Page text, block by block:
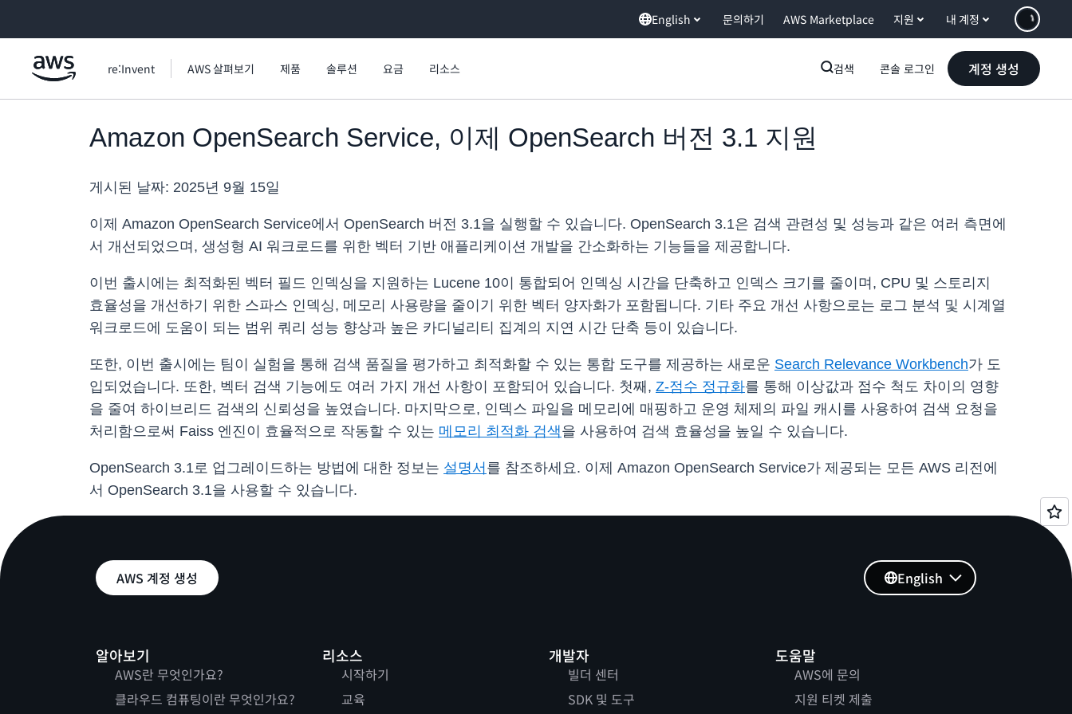
English 문의하기 AWS Marketplace 지원 내 계정
re:Invent AWS 살펴보기 제품 솔루션 요금 리소스 검색 콘솔 로그인 계정 생성
Amazon OpenSearch Service, 이제 OpenSearch 버전 3.1 지원
게시된 날짜: 2025년 9월 15일
이제 Amazon OpenSearch Service에서 OpenSearch 버전 3.1을 실행할 수 있습니다. OpenSearch 3.1은 검색 관련성 및 성능과 같은 여러 측면에
서 개선되었으며, 생성형 AI 워크로드를 위한 벡터 기반 애플리케이션 개발을 간소화하는 기능들을 제공합니다.
이번 출시에는 최적화된 벡터 필드 인덱싱을 지원하는 Lucene 10이 통합되어 인덱싱 시간을 단축하고 인덱스 크기를 줄이며, CPU 및 스토리지
효율성을 개선하기 위한 스파스 인덱싱, 메모리 사용량을 줄이기 위한 벡터 양자화가 포함됩니다. 기타 주요 개선 사항으로는 로그 분석 및 시계열
워크로드에 도움이 되는 범위 쿼리 성능 향상과 높은 카디널리티 집계의 지연 시간 단축 등이 있습니다.
또한, 이번 출시에는 팀이 실험을 통해 검색 품질을 평가하고 최적화할 수 있는 통합 도구를 제공하는 새로운 Search Relevance Workbench가 도
입되었습니다. 또한, 벡터 검색 기능에도 여러 가지 개선 사항이 포함되어 있습니다. 첫째, Z-점수 정규화를 통해 이상값과 점수 척도 차이의 영향
을 줄여 하이브리드 검색의 신뢰성을 높였습니다. 마지막으로, 인덱스 파일을 메모리에 매핑하고 운영 체제의 파일 캐시를 사용하여 검색 요청을
처리함으로써 Faiss 엔진이 효율적으로 작동할 수 있는 메모리 최적화 검색을 사용하여 검색 효율성을 높일 수 있습니다.
OpenSearch 3.1로 업그레이드하는 방법에 대한 정보는 설명서 를 참조하세요. 이제 Amazon OpenSearch Service가 제공되는 모든 AWS 리전에
서 OpenSearch 3.1을 사용할 수 있습니다.
AWS 계정 생성
알아보기
AWS란 무엇인가요?
클라우드 컴퓨팅이란 무엇인가요?
리소스
시작하기
교육
개발자
빌더 센터
SDK 및 도구
도움말
AWS에 문의
지원 티켓 제출
English